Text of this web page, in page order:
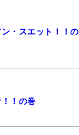
・スエット！！の
！の巻